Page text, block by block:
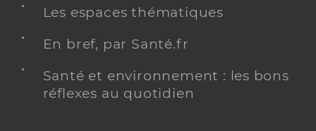
Les espaces thématiques
En bref, par Santé.fr
Santé et environnement : les bons
réflexes au quotidien